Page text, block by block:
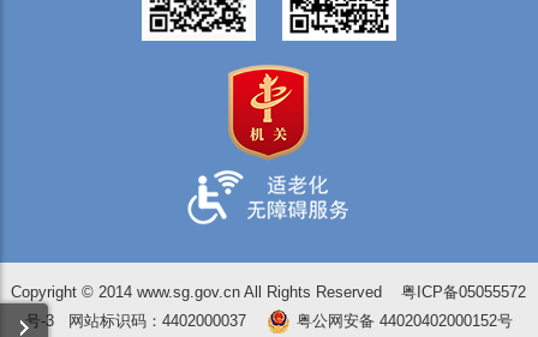
Copyright © 2014 www.sg.gov.cn All Rights Reserved粤ICP备05055572
号-3网站标识码：4402000037 粤公网安备 44020402000152号